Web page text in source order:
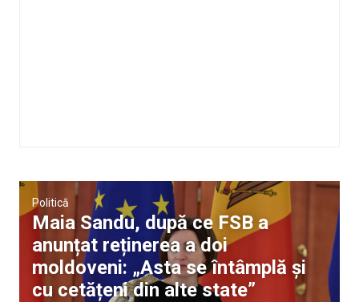
Politică
Maia Sandu, după ce FSB a
anunțat reținerea a doi
moldoveni: „Asta se întâmplă și
cu cetățeni din alte state”